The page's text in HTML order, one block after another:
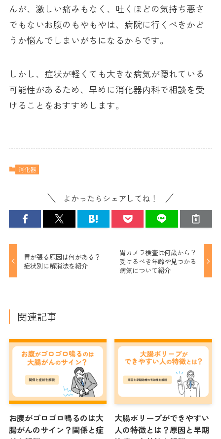
んが、激しい痛みもなく、吐くほどの気持ち悪さ
でもないお腹のもやもやは、病院に行くべきかど
うか悩んでしまいがちになるからです。
しかし、症状が軽くても大きな病気が隠れている
可能性があるため、早めに消化器内科で相談を受
けることをおすすめします。
消化器
よかったらシェアしてね！
胃が張る原因は何がある？
症状別に解消法を紹介
胃カメラ検査は何歳から？
受けるべき年齢や見つかる
病気について紹介
関連記事
お腹がゴロゴロ鳴るのは大
腸がんのサイン？関係と症
大腸ポリープができやすい
人の特徴とは？原因と早期